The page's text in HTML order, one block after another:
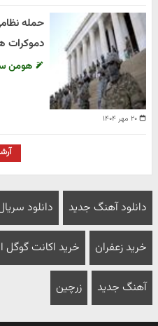
۲۰ مهر ۱۴۰۴
حمله
دموکرات
هومن
دانلود آهنگ جدید دانلود
خرید زعفران خرید اکانت گوگل
آهنگ جدید زرچین